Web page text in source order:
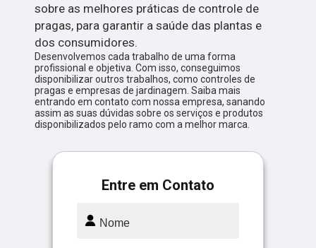
sobre as melhores práticas de controle de
pragas, para garantir a saúde das plantas e
dos consumidores.
Desenvolvemos cada trabalho de uma forma
profissional e objetiva. Com isso, conseguimos
disponibilizar outros trabalhos, como controles de
pragas e empresas de jardinagem. Saiba mais
entrando em contato com nossa empresa, sanando
assim as suas dúvidas sobre os serviços e produtos
disponibilizados pelo ramo com a melhor marca.
Entre em Contato